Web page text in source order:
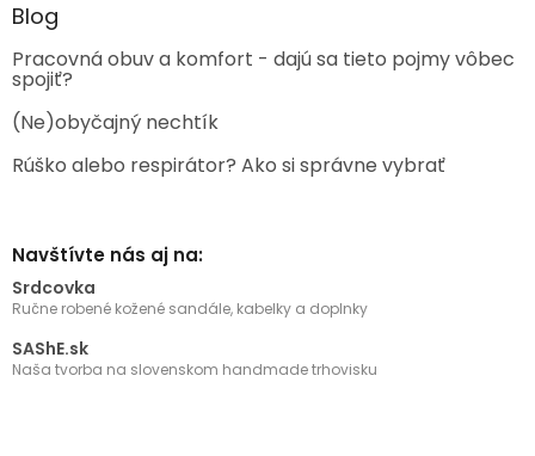
Blog
Pracovná obuv a komfort - dajú sa tieto pojmy vôbec
spojiť?
(Ne)obyčajný nechtík
Rúško alebo respirátor? Ako si správne vybrať
Navštívte nás aj na:
Srdcovka
Ručne robené kožené sandále, kabelky a doplnky
SAShE.sk
Naša tvorba na slovenskom handmade trhovisku